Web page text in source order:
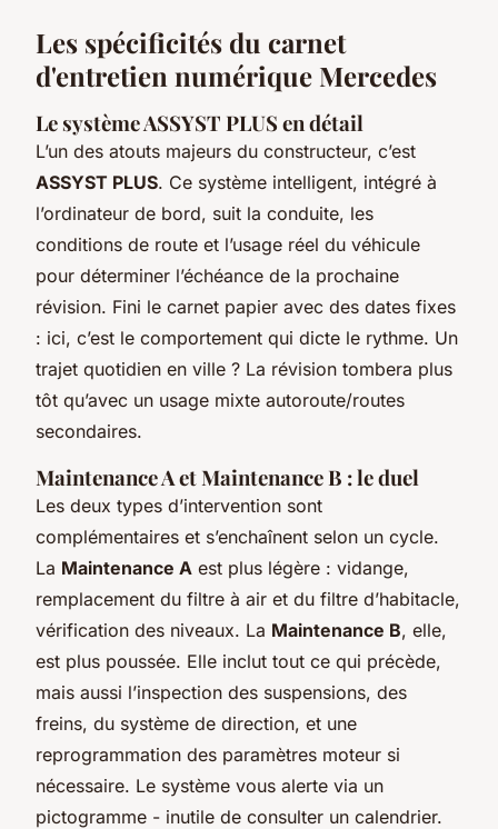
Les spécificités du carnet
d'entretien numérique Mercedes
Le système ASSYST PLUS en détail
L’un des atouts majeurs du constructeur, c’est
ASSYST PLUS. Ce système intelligent, intégré à
l’ordinateur de bord, suit la conduite, les
conditions de route et l’usage réel du véhicule
pour déterminer l’échéance de la prochaine
révision. Fini le carnet papier avec des dates fixes
: ici, c’est le comportement qui dicte le rythme. Un
trajet quotidien en ville ? La révision tombera plus
tôt qu’avec un usage mixte autoroute/routes
secondaires.
Maintenance A et Maintenance B : le duel
Les deux types d’intervention sont
complémentaires et s’enchaînent selon un cycle.
La Maintenance A est plus légère : vidange,
remplacement du filtre à air et du filtre d’habitacle,
vérification des niveaux. La Maintenance B, elle,
est plus poussée. Elle inclut tout ce qui précède,
mais aussi l’inspection des suspensions, des
freins, du système de direction, et une
reprogrammation des paramètres moteur si
nécessaire. Le système vous alerte via un
pictogramme - inutile de consulter un calendrier.